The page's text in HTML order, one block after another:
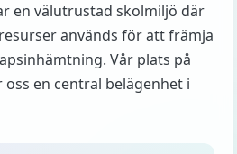
en välutrustad skolmiljö där
används för att främja
Vår plats på
oss en central belägenhet i